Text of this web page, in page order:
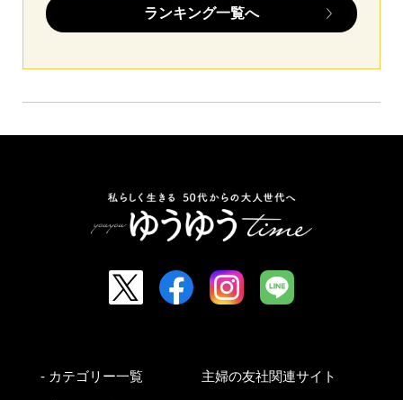
ランキング一覧へ
- カテゴリー一覧 主婦の友社関連サイト